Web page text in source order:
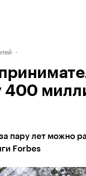
400
пару лет можно
Forbes